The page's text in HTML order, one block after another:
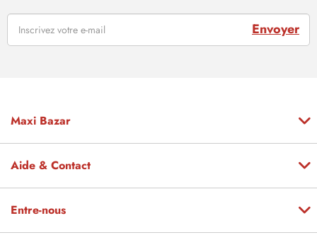
Envoyer
Maxi Bazar
Aide & Contact
Entre-nous